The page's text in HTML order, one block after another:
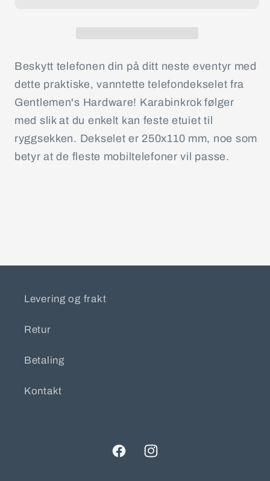
Beskytt telefonen din på ditt neste eventyr med
dette praktiske, vanntette telefondekselet fra
Gentlemen's Hardware! Karabinkrok følger
med slik at du enkelt kan feste etuiet til
ryggsekken. Dekselet er 250x110 mm, noe som
betyr at de fleste mobiltelefoner vil passe.
Levering og frakt
Retur
Betaling
Kontakt
FacebookInstagram